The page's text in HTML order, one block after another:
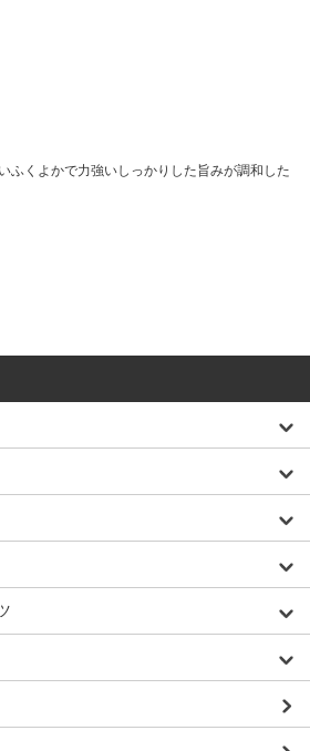
ふくよかで力強いしっかりした旨みが調和した